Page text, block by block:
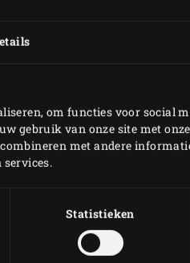
om functies voor social
gebruik van onze site met
met andere
services.
Statistieken
mix van eikenhout,
uniek proces tijdens
minder fijnstof
van de meeste
neutraal. Wil je bij
toevoegen? Dan kun
MEER INFO